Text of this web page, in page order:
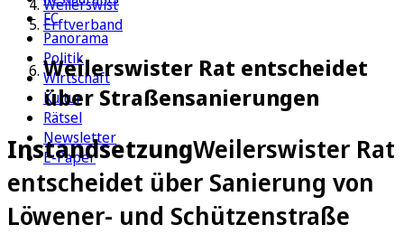
FC
Panorama
Politik
Wirtschaft
Kultur
Rätsel
Newsletter
E-Paper
Weilerswist
Erftverband
Weilerswister Rat entscheidet
über Straßensanierungen
InstandsetzungWeilerswister Rat
entscheidet über Sanierung von
Löwener- und Schützenstraße